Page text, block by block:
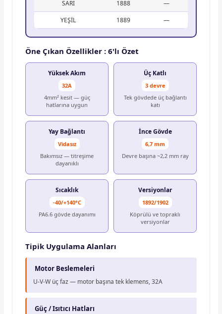
SARI
1888
—
YEŞİL
1889 —
Öne Çıkan Özellikler : 6'lı Özet
Yüksek Akım
32A
4mm² kesit — güç
hatlarına uygun
Üç Katlı
3 devre
Tek gövdede üç bağlantı
katı
Yay Bağlantı
Vidasız
Bakımsız — titreşime
dayanıklı
İnce Gövde
6,7 mm
Devre başına ~2,2 mm ray
Sıcaklık
-40/+140°C
PA6.6 gövde dayanımı
Versiyonlar
1892/1902
Köprülü ve topraklı
versiyonlar
Tipik Uygulama Alanları
Motor Beslemeleri
U-V-W üç faz — motor başına tek klemens, 32A
Güç / Isıtıcı Hatları